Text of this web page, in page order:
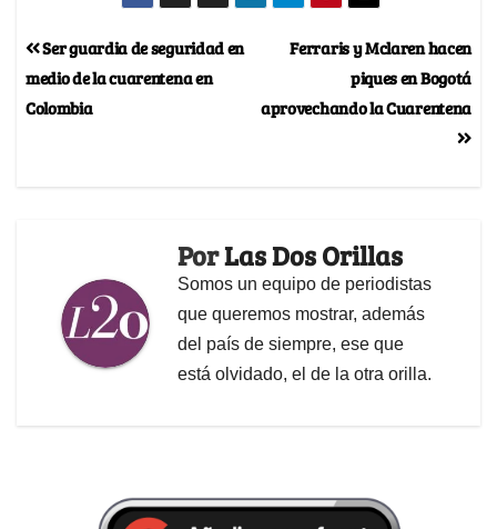
Ferraris y Mclaren hacen
piques en Bogotá
aprovechando la Cuarentena
Ser guardia de seguridad en
medio de la cuarentena en
Colombia
PorLas Dos Orillas
Somos un equipo de periodistas
que queremos mostrar, además
del país de siempre, ese que
está olvidado, el de la otra orilla.